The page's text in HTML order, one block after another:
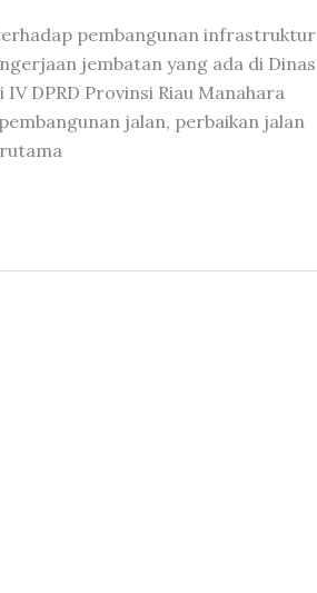
terhadap pembangunan infrastruktur
jembatan yang ada di Dinas
DPRD Provinsi Riau Manahara
jalan, perbaikan jalan